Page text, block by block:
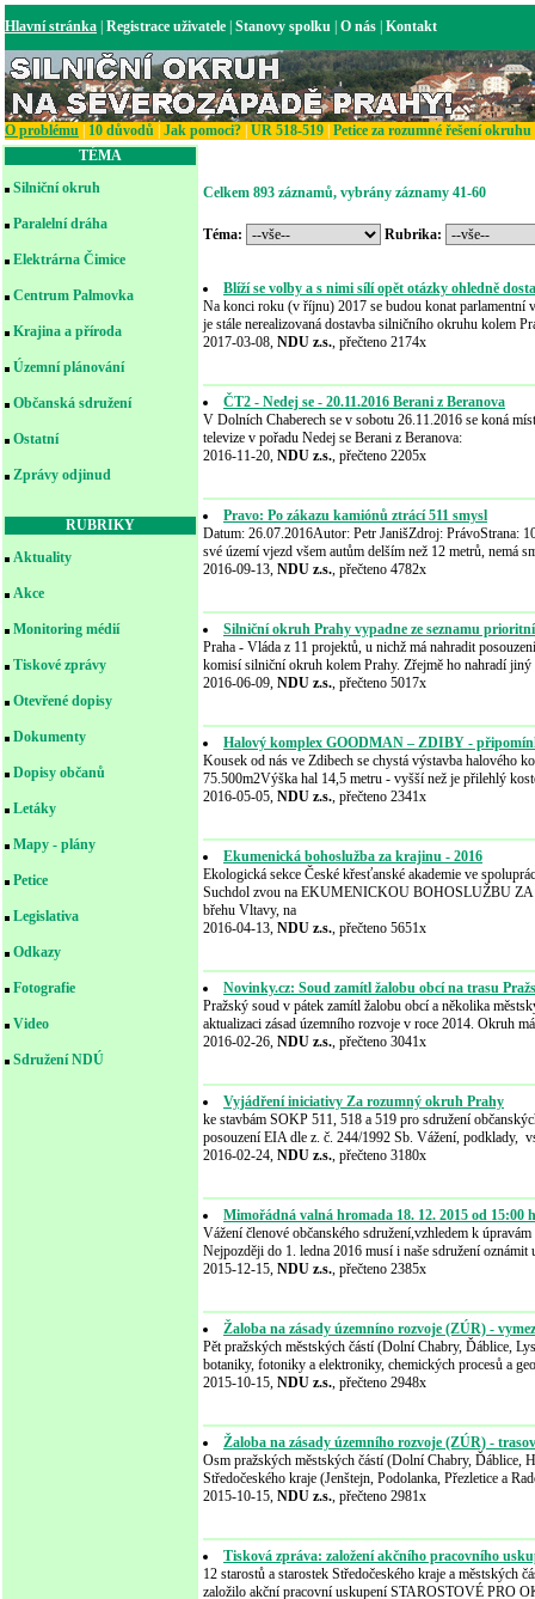
Hlavní stránka Registrace uživatele Stanovy spolku O nás Kontakt
O problému 10 důvodů Jak pomoci? UR 518-519 Petice za rozumné řešení
TÉMA
Silniční okruh
Paralelní dráha
Elektrárna Čimice
Centrum Palmovka
Krajina a příroda
Územní plánování
Občanská sdružení
Ostatní
Zprávy odjinud
RUBRIKY
Aktuality
Akce
Monitoring médií
Tiskové zprávy
Otevřené dopisy
Dokumenty
Dopisy občanů
Letáky
Mapy - plány
Petice
Legislativa
Odkazy
Fotografie
Video
Sdružení NDÚ
Celkem 893 záznamů, vybrány záznamy 41-60
Téma: Rubrika:
Blíží se volby a s nimi sílí opět otázky ohledně
Na konci roku (v říjnu) 2017 se budou konat parlamentní
je stále nerealizovaná dostavba silničního okruhu kolem
2017-03-08, NDU z.s., přečteno 2174x
ČT2 - Nedej se - 20.11.2016 Berani z Beranova
V Dolních Chaberech se v sobotu 26.11.2016 se koná
televize v pořadu Nedej se Berani z Beranova:
2016-11-20, NDU z.s., přečteno 2205x
Pravo: Po zákazu kamiónů ztrácí 511 smysl
Datum: 26.07.2016Autor: Petr JanišZdroj: PrávoStrana:
své území vjezd všem autům delším než 12 metrů, nemá
2016-09-13, NDU z.s., přečteno 4782x
Silniční okruh Prahy vypadne ze seznamu
Praha - Vláda z 11 projektů, u nichž má nahradit
komisí silniční okruh kolem Prahy. Zřejmě ho nahradí jiný
2016-06-09, NDU z.s., přečteno 5017x
Halový komplex GOODMAN – ZDIBY -
Kousek od nás ve Zdibech se chystá výstavba halového
75.500m2Výška hal 14,5 metru - vyšší než je přilehlý
2016-05-05, NDU z.s., přečteno 2341x
Ekumenická bohoslužba za krajinu - 2016
Ekologická sekce České křesťanské akademie ve
Suchdol zvou na EKUMENICKOU BOHOSLUŽBU ZA
břehu Vltavy, na
2016-04-13, NDU z.s., přečteno 5651x
Novinky.cz: Soud zamítl žalobu obcí na trasu
Pražský soud v pátek zamítl žalobu obcí a několika
aktualizaci zásad územního rozvoje v roce 2014. Okruh
2016-02-26, NDU z.s., přečteno 3041x
Vyjádření iniciativy Za rozumný okruh Prahy
ke stavbám SOKP 511, 518 a 519 pro sdružení
posouzení EIA dle z. č. 244/1992 Sb. Vážení, podklady,
2016-02-24, NDU z.s., přečteno 3180x
Mimořádná valná hromada 18. 12. 2015 od 15:00
Vážení členové občanského sdružení,vzhledem k
Nejpozději do 1. ledna 2016 musí i naše sdružení oznámit
2015-12-15, NDU z.s., přečteno 2385x
Žaloba na zásady územníno rozvoje (ZÚR) -
Pět pražských městských částí (Dolní Chabry, Ďáblice,
botaniky, fotoniky a elektroniky, chemických procesů a
2015-10-15, NDU z.s., přečteno 2948x
Žaloba na zásady územního rozvoje (ZÚR) -
Osm pražských městských částí (Dolní Chabry, Ďáblice,
Středočeského kraje (Jenštejn, Podolanka, Přezletice a
2015-10-15, NDU z.s., přečteno 2981x
Tisková zpráva: založení akčního pracovního
12 starostů a starostek Středočeského kraje a městských
založilo akční pracovní uskupení STAROSTOVÉ PRO